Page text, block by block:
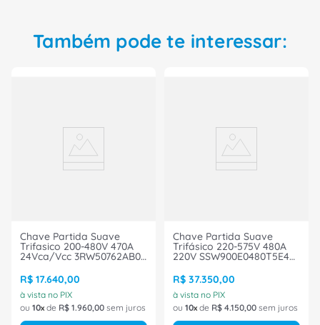
Também pode te interessar:
Chave Partida Suave
Trifasico 200-480V 470A
24Vca/Vcc 3RW50762AB04
R$ 17.640,00
à vista no PIX
ou 10 de R$ 1.960,00 sem juros
Chave Partida Suave
Trifásico 220-575V 480A
220V SSW900E0480T5E4
R$ 37.350,00
à vista no PIX
ou 10 de R$ 4.150,00 sem juros